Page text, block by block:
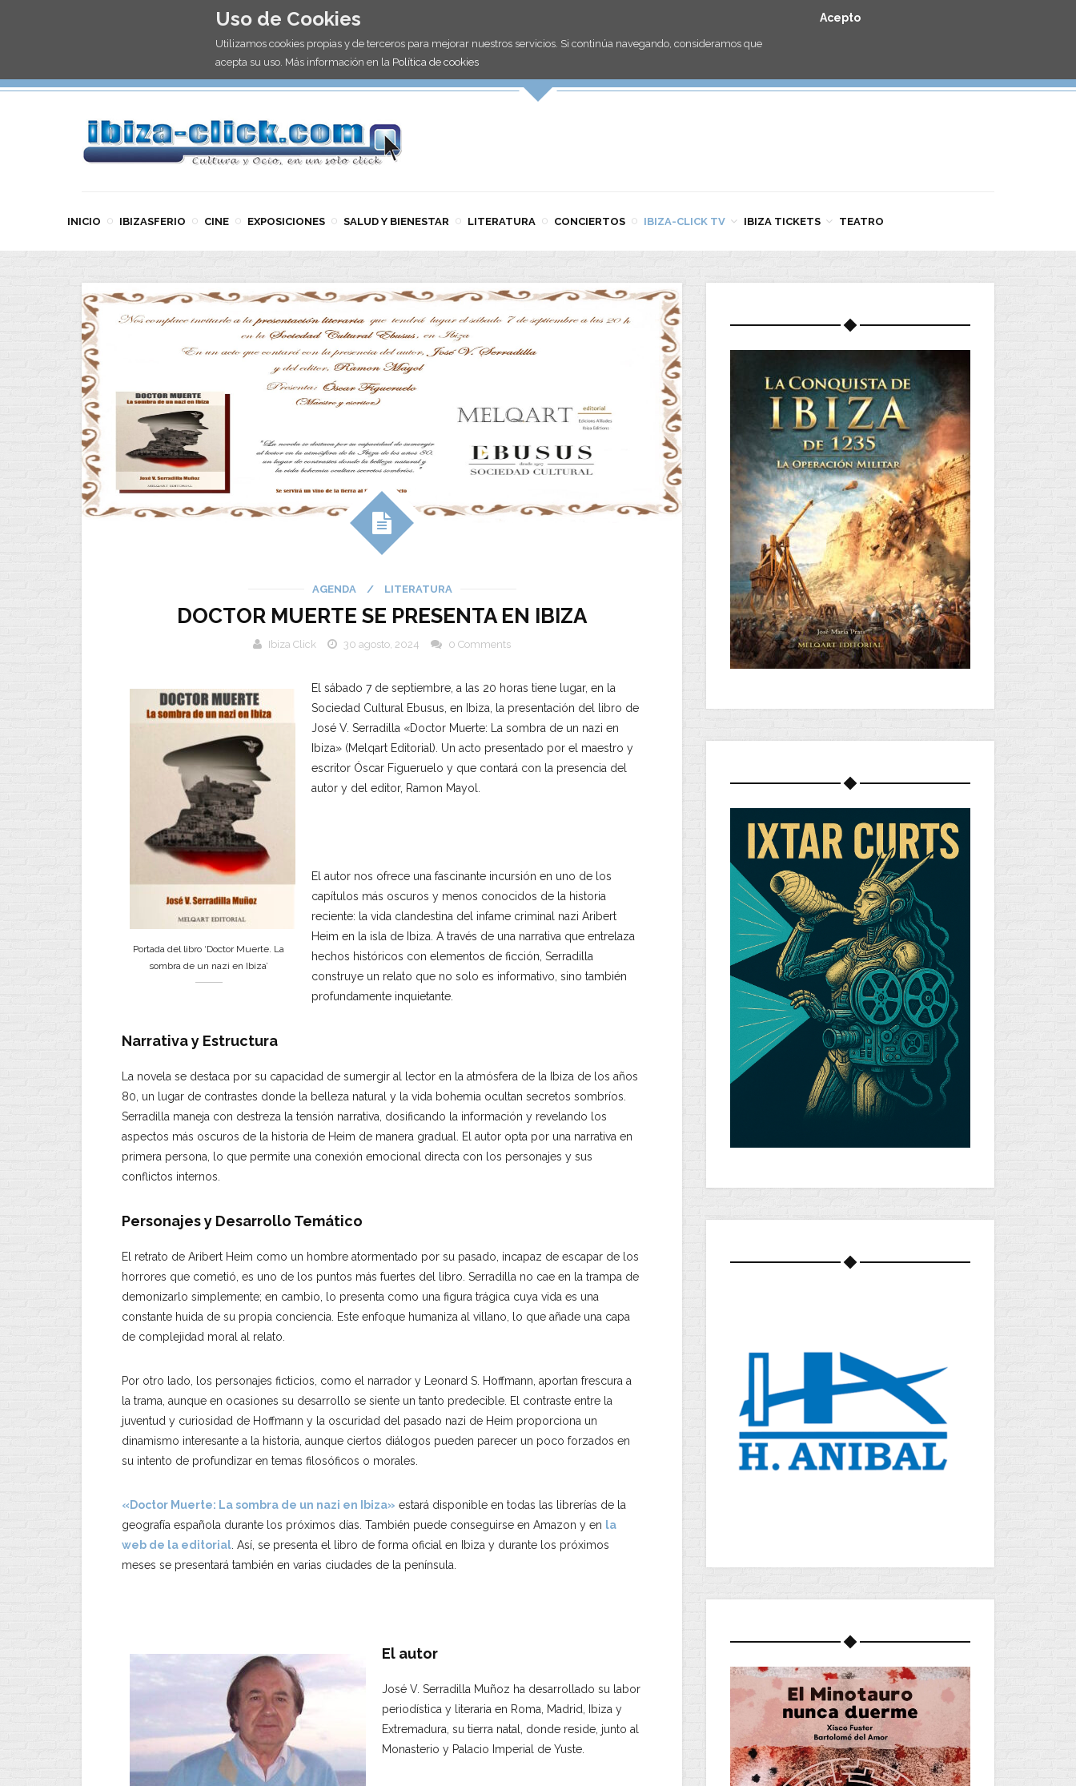
Uso de Cookies
Utilizamos cookies propias y de terceros para mejorar nuestros servicios. Si continúa navegando, consideramos que
acepta su uso. Más información en la Política de cookies
Acepto
INICIO IBIZASFERIO CINE EXPOSICIONES SALUD Y BIENESTAR LITERATURA CONCIERTOS IBIZA-CLICK TV IBIZA TICKETS TEATRO
AGENDA / LITERATURA
DOCTOR MUERTE SE PRESENTA EN IBIZA
Ibiza Click 30 agosto, 2024 0 Comments
Portada del libro ‘Doctor Muerte. La
sombra de un nazi en Ibiza’
El sábado 7 de septiembre, a las 20 horas tiene lugar, en la
Sociedad Cultural Ebusus, en Ibiza, la presentación del libro de
José V. Serradilla «Doctor Muerte: La sombra de un nazi en
Ibiza» (Melqart Editorial). Un acto presentado por el maestro y
escritor Óscar Figueruelo y que contará con la presencia del
autor y del editor, Ramon Mayol.
El autor nos ofrece una fascinante incursión en uno de los
capítulos más oscuros y menos conocidos de la historia
reciente: la vida clandestina del infame criminal nazi Aribert
Heim en la isla de Ibiza. A través de una narrativa que entrelaza
hechos históricos con elementos de ficción, Serradilla
construye un relato que no solo es informativo, sino también
profundamente inquietante.
Narrativa y Estructura
La novela se destaca por su capacidad de sumergir al lector en la atmósfera de la Ibiza de los años
80, un lugar de contrastes donde la belleza natural y la vida bohemia ocultan secretos sombríos.
Serradilla maneja con destreza la tensión narrativa, dosificando la información y revelando los
aspectos más oscuros de la historia de Heim de manera gradual. El autor opta por una narrativa en
primera persona, lo que permite una conexión emocional directa con los personajes y sus
conflictos internos.
Personajes y Desarrollo Temático
El retrato de Aribert Heim como un hombre atormentado por su pasado, incapaz de escapar de los
horrores que cometió, es uno de los puntos más fuertes del libro. Serradilla no cae en la trampa de
demonizarlo simplemente; en cambio, lo presenta como una figura trágica cuya vida es una
constante huida de su propia conciencia. Este enfoque humaniza al villano, lo que añade una capa
de complejidad moral al relato.
Por otro lado, los personajes ficticios, como el narrador y Leonard S. Hoffmann, aportan frescura a
la trama, aunque en ocasiones su desarrollo se siente un tanto predecible. El contraste entre la
juventud y curiosidad de Hoffmann y la oscuridad del pasado nazi de Heim proporciona un
dinamismo interesante a la historia, aunque ciertos diálogos pueden parecer un poco forzados en
su intento de profundizar en temas filosóficos o morales.
«Doctor Muerte: La sombra de un nazi en Ibiza» estará disponible en todas las librerías de la
geografía española durante los próximos días. También puede conseguirse en Amazon y en la
web de la editorial . Así, se presenta el libro de forma oficial en Ibiza y durante los próximos
meses se presentará también en varias ciudades de la península.
El autor
José V. Serradilla Muñoz ha desarrollado su labor
periodística y literaria en Roma, Madrid, Ibiza y
Extremadura, su tierra natal, donde reside, junto al
Monasterio y Palacio Imperial de Yuste.